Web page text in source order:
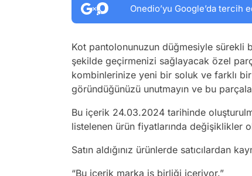
Onedio’yu Google’da tercih
Kot pantolonunuzun düğmesiyle
şekilde geçirmenizi sağlayacak özel
kombinlerinize yeni bir soluk ve farklı
göründüğünüzü unutmayın ve bu
Bu içerik 24.03.2024 tarihinde
listelenen ürün fiyatlarında değişiklikler
Satın aldığınız ürünlerde satıcılardan
“Bu içerik marka iş birliği içeriyor.”